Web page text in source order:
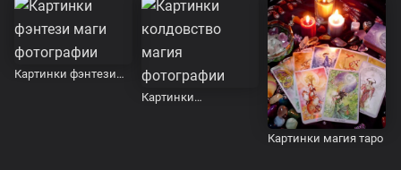
Картинки фэнтези
Картинки
Картинки магия таро